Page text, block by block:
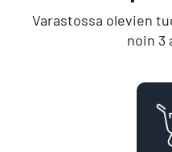
Varastossa olevien
noin 3